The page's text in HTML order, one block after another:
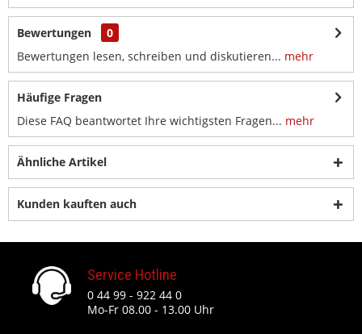
Bewertungen
0
Bewertungen lesen, schreiben und diskutieren... mehr
Häufige Fragen
Diese FAQ beantwortet Ihre wichtigsten Fragen... mehr
Ähnliche Artikel
Kunden kauften auch
Service Hotline
0 44 99 - 922 44 0
Mo-Fr 08.00 - 13.00 Uhr